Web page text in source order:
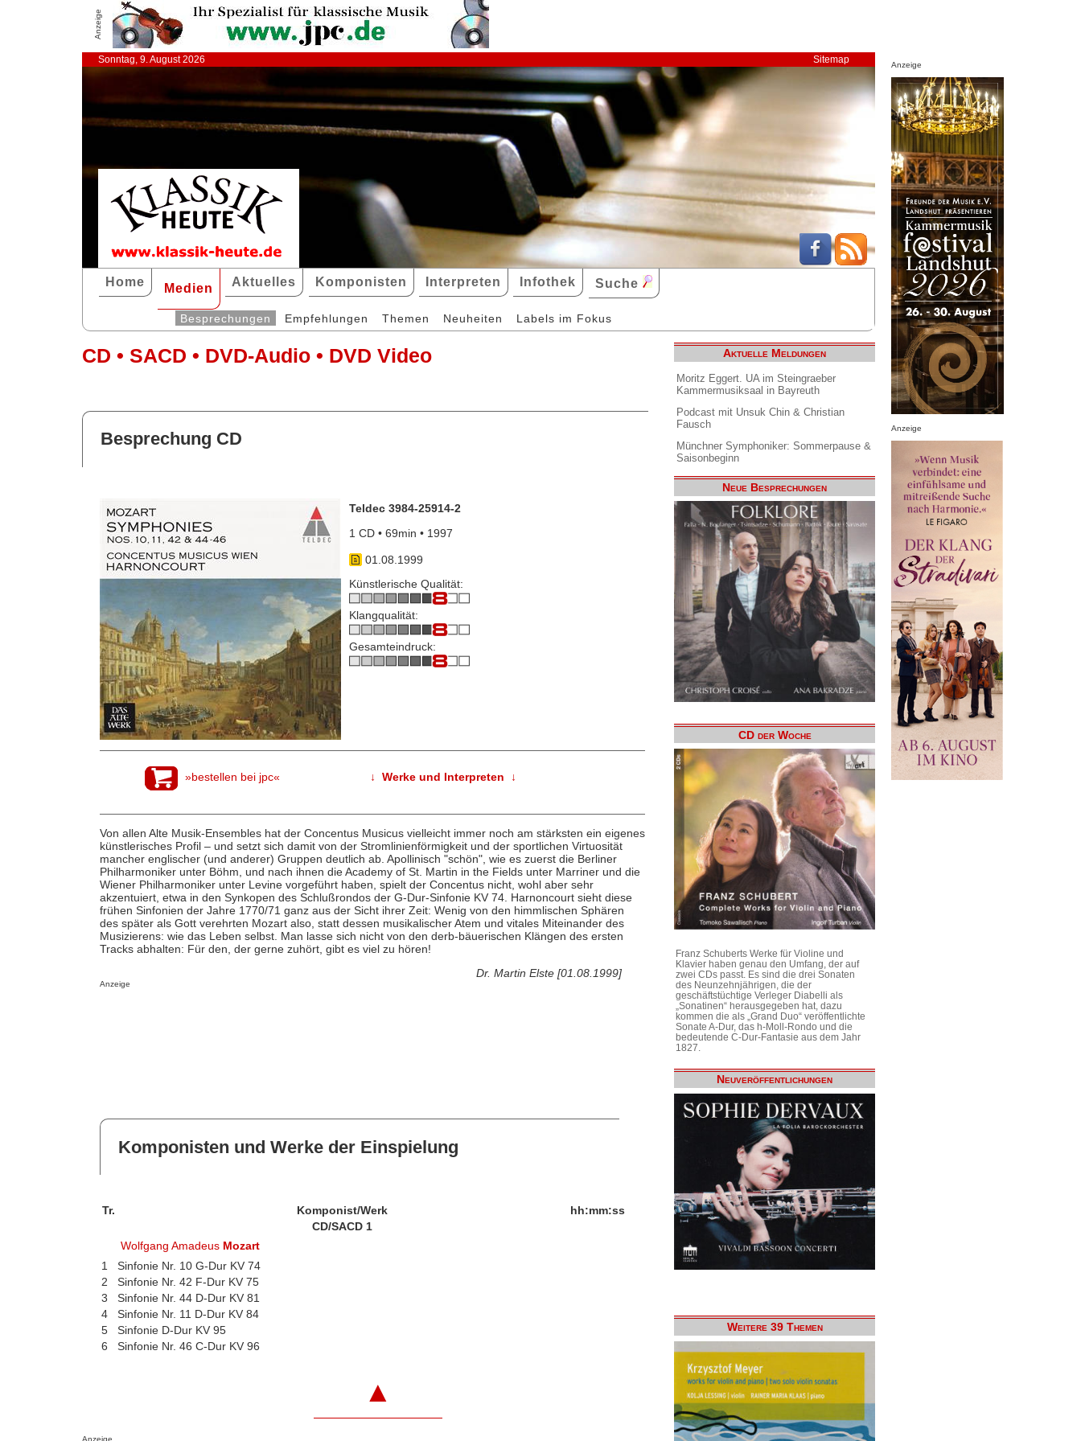
Anzeige
Sonntag, 9. August 2026 Sitemap
Home Medien Aktuelles Komponisten Interpreten Infothek Suche
Besprechungen Empfehlungen Themen Neuheiten Labels im Fokus
CD • SACD • DVD-Audio • DVD Video
Besprechung CD
Teldec 3984-25914-2
1 CD • 69min • 1997
01.08.1999
Künstlerische Qualität:
Klangqualität:
Gesamteindruck:
»bestellen bei jpc« ↓ Werke und Interpreten ↓
Von allen Alte Musik-Ensembles hat der Concentus Musicus vielleicht immer noch am stärksten ein eigenes
künstlerisches Profil – und setzt sich damit von der Stromlinienförmigkeit und der sportlichen Virtuosität
mancher englischer (und anderer) Gruppen deutlich ab. Apollinisch "schön", wie es zuerst die Berliner
Philharmoniker unter Böhm, und nach ihnen die Academy of St. Martin in the Fields unter Marriner und die
Wiener Philharmoniker unter Levine vorgeführt haben, spielt der Concentus nicht, wohl aber sehr
akzentuiert, etwa in den Synkopen des Schlußrondos der G-Dur-Sinfonie KV 74. Harnoncourt sieht diese
frühen Sinfonien der Jahre 1770/71 ganz aus der Sicht ihrer Zeit: Wenig von den himmlischen Sphären
des später als Gott verehrten Mozart also, statt dessen musikalischer Atem und vitales Miteinander des
Musizierens: wie das Leben selbst. Man lasse sich nicht von den derb-bäuerischen Klängen des ersten
Tracks abhalten: Für den, der gerne zuhört, gibt es viel zu hören!
Dr. Martin Elste [01.08.1999]
Anzeige
Komponisten und Werke der Einspielung
Tr. Komponist/Werk
hh:mm:ss
CD/SACD 1
Wolfgang Amadeus Mozart
1
Sinfonie Nr. 10 G-Dur KV 74
2
Sinfonie Nr. 42 F-Dur KV 75
3
Sinfonie Nr. 44 D-Dur KV 81
4
Sinfonie Nr. 11 D-Dur KV 84
5
Sinfonie D-Dur KV 95
6
Sinfonie Nr. 46 C-Dur KV 96
▲
Anzeige
Aktuelle Meldungen
Moritz Eggert. UA im Steingraeber
Kammermusiksaal in Bayreuth
Podcast mit Unsuk Chin & Christian
Fausch
Münchner Symphoniker: Sommerpause &
Saisonbeginn
Neue Besprechungen
CD der Woche
Franz Schuberts Werke für Violine und
Klavier haben genau den Umfang, der auf
zwei CDs passt. Es sind die drei Sonaten
des Neunzehnjährigen, die der
geschäftstüchtige Verleger Diabelli als
„Sonatinen“ herausgegeben hat, dazu
kommen die als „Grand Duo“ veröffentlichte
Sonate A-Dur, das h-Moll-Rondo und die
bedeutende C-Dur-Fantasie aus dem Jahr
1827.
Neuveröffentlichungen
Weitere 39 Themen
Anzeige
Anzeige